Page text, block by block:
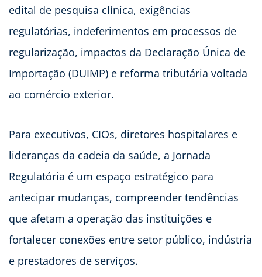
edital de pesquisa clínica, exigências
regulatórias, indeferimentos em processos de
regularização, impactos da Declaração Única de
Importação (DUIMP) e reforma tributária voltada
ao comércio exterior.
Para executivos, CIOs, diretores hospitalares e
lideranças da cadeia da saúde, a Jornada
Regulatória é um espaço estratégico para
antecipar mudanças, compreender tendências
que afetam a operação das instituições e
fortalecer conexões entre setor público, indústria
e prestadores de serviços.